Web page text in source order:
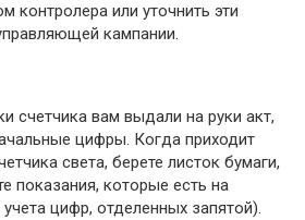
контролера или уточнить эти
кампании.
счетчика вам выдали на руки акт,
цифры. Когда приходит
света, берете листок бумаги,
показания, которые есть на
цифр, отделенных запятой).